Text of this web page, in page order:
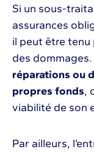
Si un sous-
assurances
il peut être
des dommages.
réparations ou
propres fonds,
viabilité de son
Par ailleurs,